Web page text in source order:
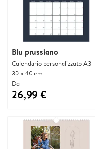
Blu prussiano
Calendario personalizzato A3 -
30 x 40 cm
Da
26,99 €